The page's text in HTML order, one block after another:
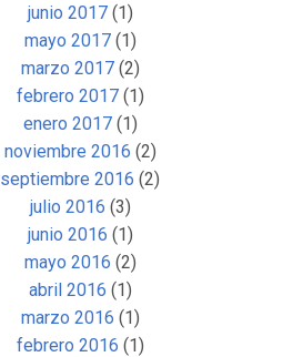
junio 2017(1)
mayo 2017(1)
marzo 2017(2)
febrero 2017(1)
enero 2017(1)
noviembre 2016 (2)
septiembre 2016 (2)
julio 2016 (3)
junio 2016 (1)
mayo 2016 (2)
abril 2016 (1)
marzo 2016 (1)
febrero 2016 (1)